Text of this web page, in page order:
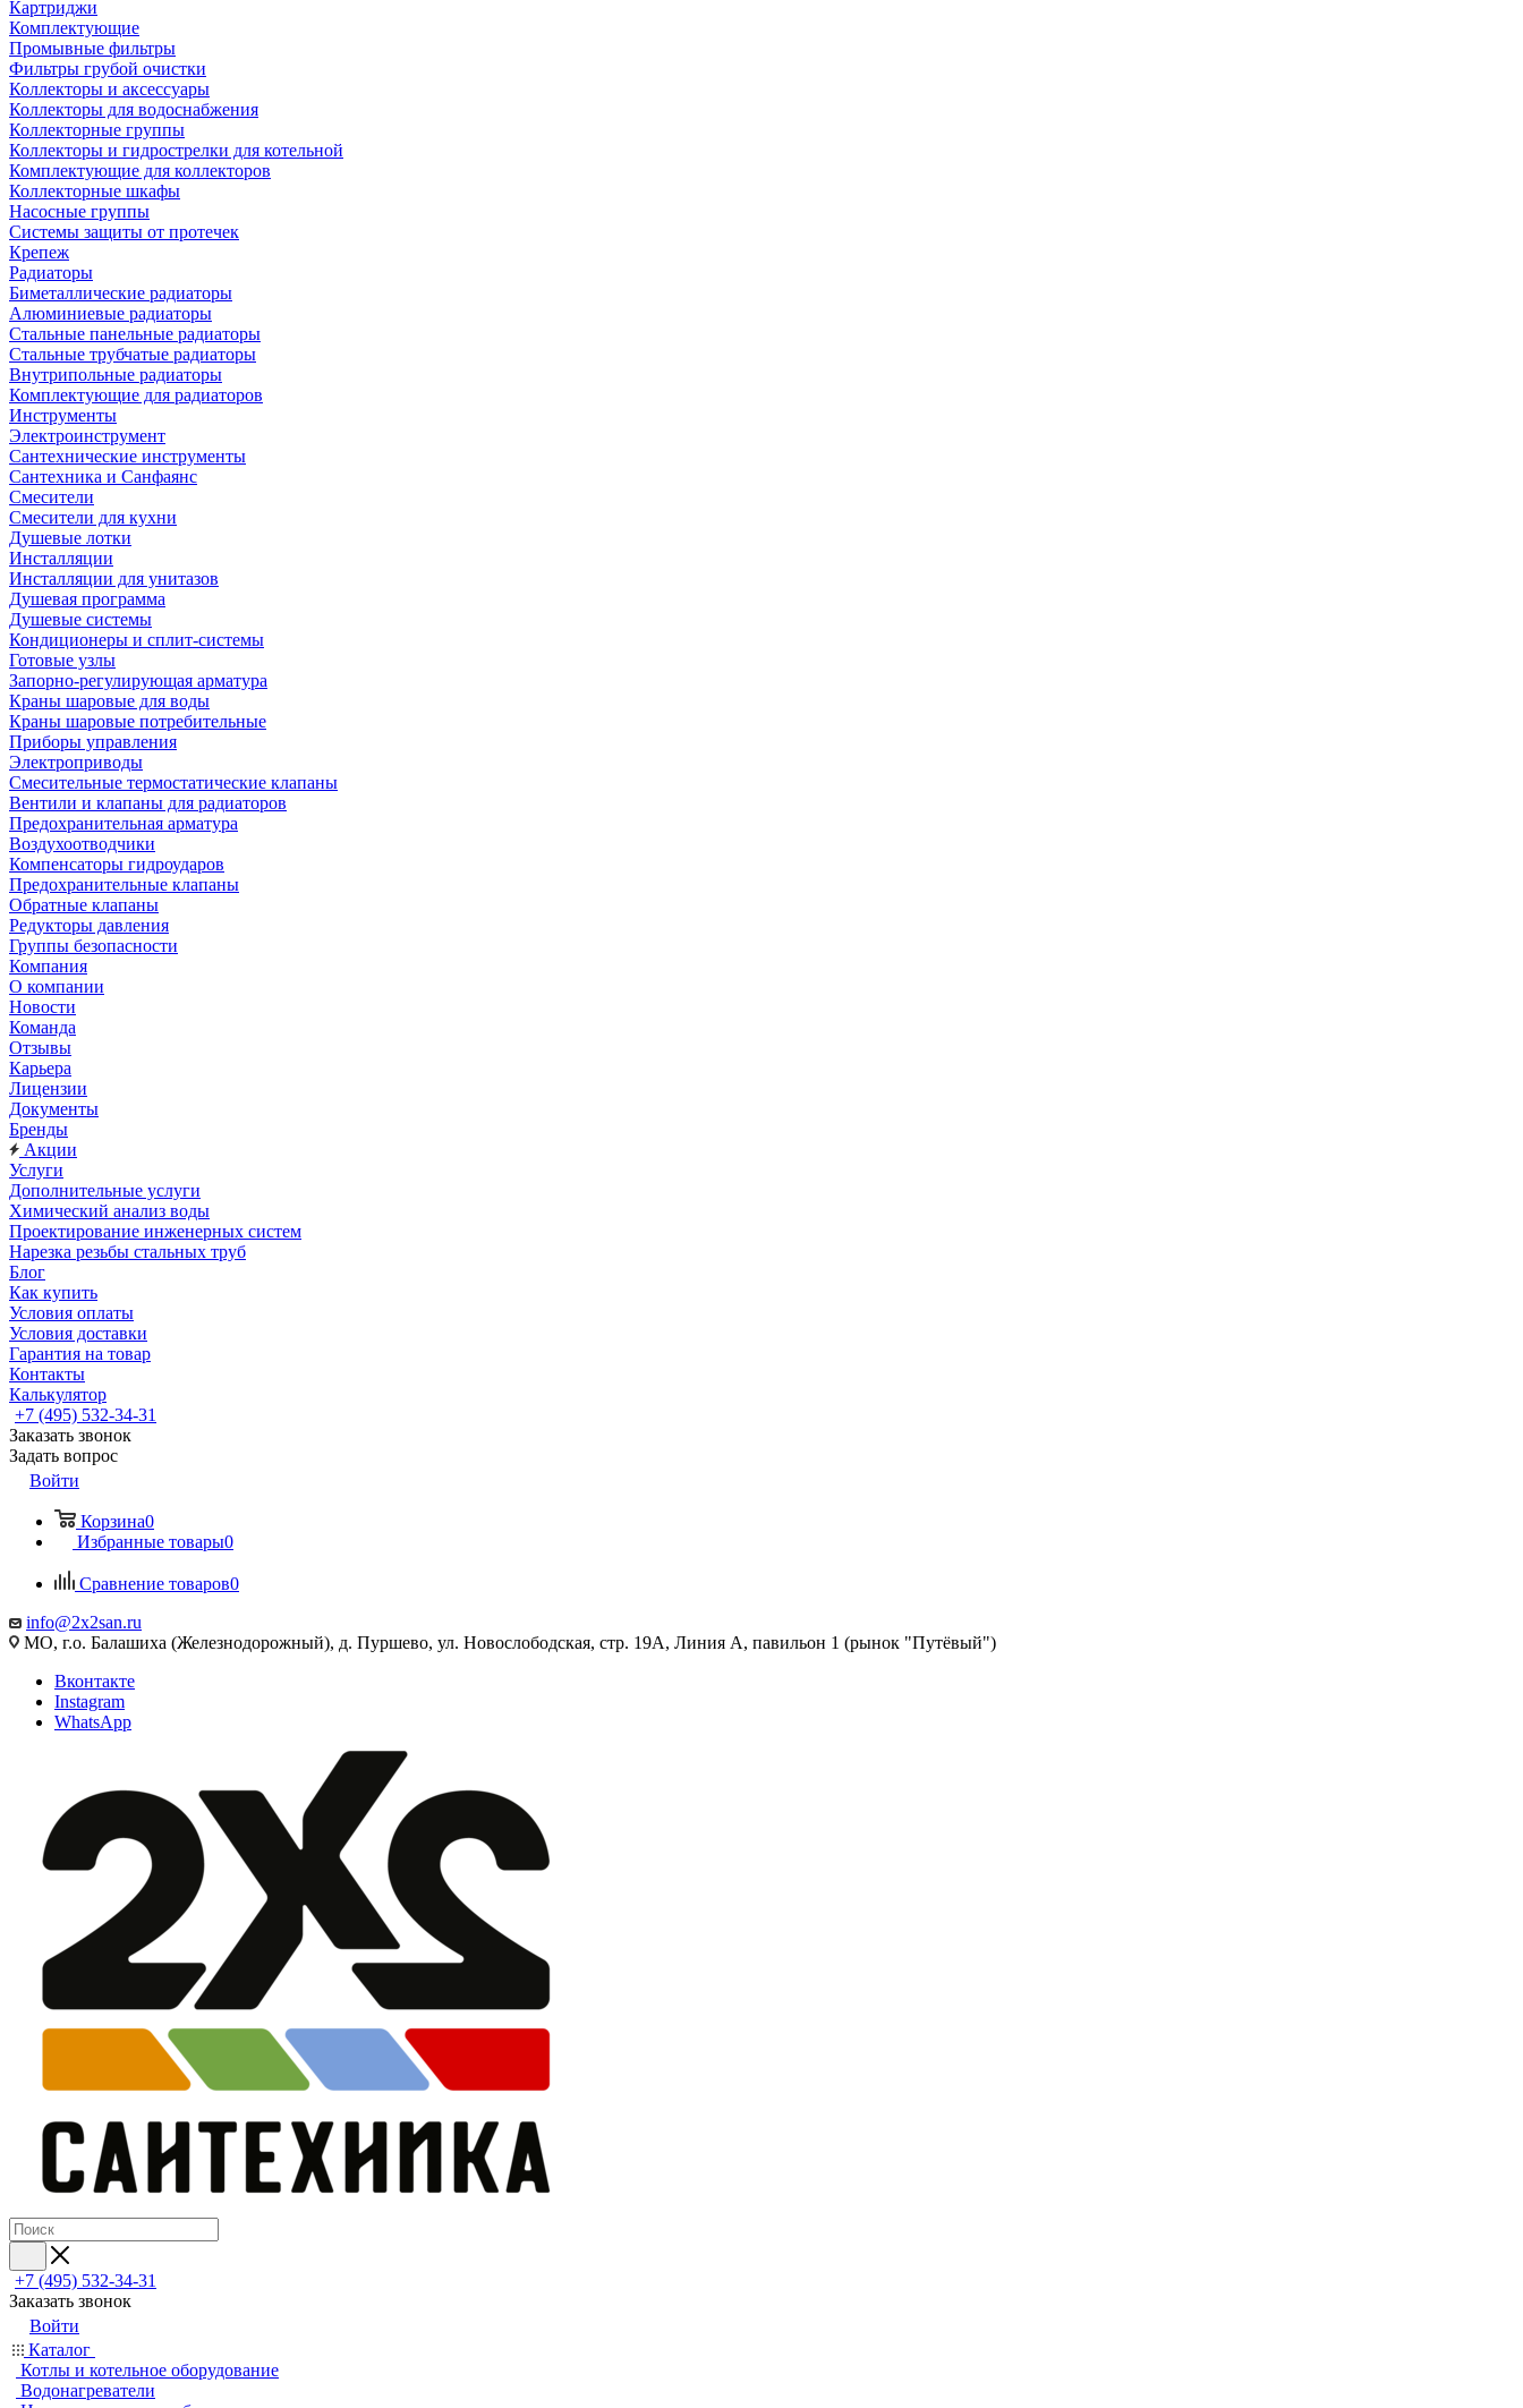
Картриджи
Комплектующие
Промывные фильтры
Фильтры грубой очистки
Коллекторы и аксессуары
Коллекторы для водоснабжения
Коллекторные группы
Коллекторы и гидрострелки для котельной
Комплектующие для коллекторов
Коллекторные шкафы
Насосные группы
Системы защиты от протечек
Крепеж
Радиаторы
Биметаллические радиаторы
Алюминиевые радиаторы
Стальные панельные радиаторы
Стальные трубчатые радиаторы
Внутрипольные радиаторы
Комплектующие для радиаторов
Инструменты
Электроинструмент
Сантехнические инструменты
Сантехника и Санфаянс
Смесители
Смесители для кухни
Душевые лотки
Инсталляции
Инсталляции для унитазов
Душевая программа
Душевые системы
Кондиционеры и сплит-системы
Готовые узлы
Запорно-регулирующая арматура
Краны шаровые для воды
Краны шаровые потребительные
Приборы управления
Электроприводы
Смесительные термостатические клапаны
Вентили и клапаны для радиаторов
Предохранительная арматура
Воздухоотводчики
Компенсаторы гидроударов
Предохранительные клапаны
Обратные клапаны
Редукторы давления
Группы безопасности
Компания
О компании
Новости
Команда
Отзывы
Карьера
Лицензии
Документы
Бренды
Акции
Услуги
Дополнительные услуги
Химический анализ воды
Проектирование инженерных систем
Нарезка резьбы стальных труб
Блог
Как купить
Условия оплаты
Условия доставки
Гарантия на товар
Контакты
Калькулятор
+7 (495) 532‑34‑31
Заказать звонок
Задать вопрос
Войти
Корзина0
Избранные товары0
Сравнение товаров0
info@2x2san.ru
МО, г.о. Балашиха (Железнодорожный), д. Пуршево, ул. Новослободская, стр. 19А, Линия А, павильон 1 (рынок "Путёвый")
Вконтакте
Instagram
WhatsApp
+7 (495) 532‑34‑31
Заказать звонок
Войти
Каталог
Котлы и котельное оборудование
Водонагреватели